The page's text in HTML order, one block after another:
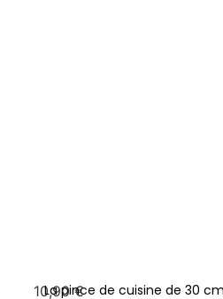
10,90€
La pince de cuisine de 30